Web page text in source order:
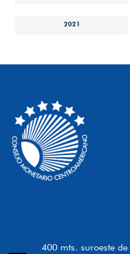
2021
400 mts. suroeste